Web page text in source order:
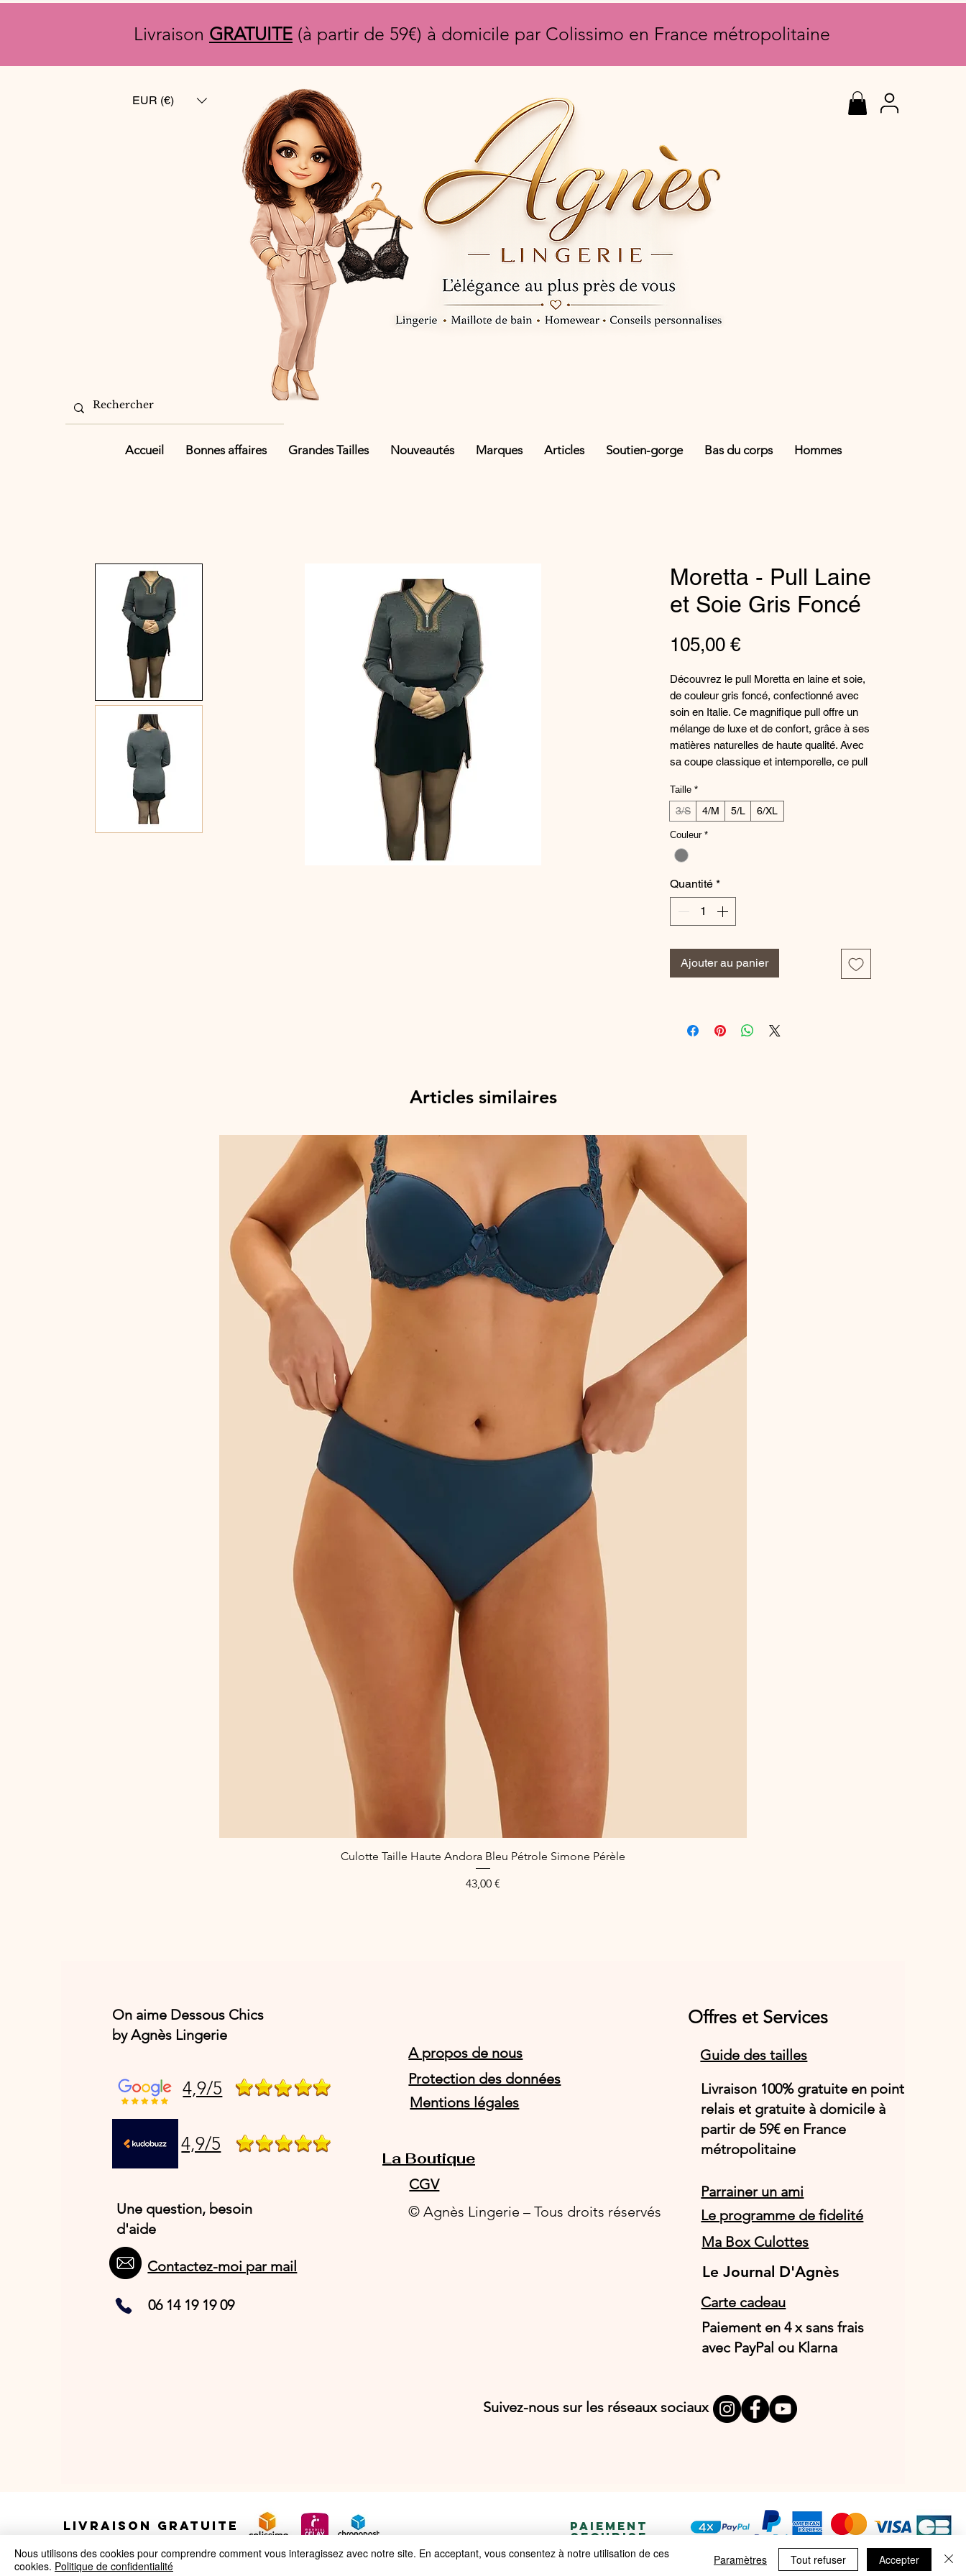
Livraison GRATUITE (à partir de 59€) à domicile par Colissimo en France métropolitaine
EUR (€)
Accueil Bonnes affaires Grandes Tailles Nouveautés Marques Articles Soutien-gorge Bas du corps Hommes
Moretta - Pull Laine
et Soie Gris Foncé
105,00 €Prix
Découvrez le pull Moretta en laine et soie,
de couleur gris foncé, confectionné avec
soin en Italie. Ce magnifique pull offre un
mélange de luxe et de confort, grâce à ses
matières naturelles de haute qualité. Avec
sa coupe classique et intemporelle, ce pull
ce soit pour une journée décontractée ou
pour une soirée élégante. Adoptez un look
détails pour vous garantir un vêtement de
qualité supérieure. Profitez de la douceur
qui vous accompagnera tout au long de la
saison.
Composition : 85% Laine, 15% Soie
Taille *
3/S 4/M 5/L 6/XL
Couleur *
Quantité *
Ajouter au panier
Articles similaires
Aperçu rapide
Culotte Taille Haute Andora Bleu Pétrole Simone Pérèle
Prix
43,00 €
On aime Dessous Chics
by Agnès Lingerie
4,9/5
4,9/5
Une question, besoin
d'aide
Contactez-moi par mail
06 14 19 19 09
Offres et Services
A propos de nous
Protection des données
Mentions légales
Guide des tailles
Livraison 100% gratuite en point
relais et gratuite à domicile à
partir de 59€ en France
métropolitaine
CGV
Parrainer un ami
Le programme de fidelité
© Agnès Lingerie – Tous droits réservés
Ma Box Culottes
Le Journal D'Agnès
Le Journal D'Agnès
Carte cadeau
Paiement en 4 x sans frais
avec PayPal ou Klarna
Suivez-nous sur les réseaux sociaux
La Boutique
LIVRAISON GRATUITE PAIEMENT
SECURISE
Nous utilisons des cookies pour comprendre comment vous interagissez avec notre site. En acceptant, vous consentez à notre utilisation de ces
cookies. Politique de confidentialité Paramètres Tout refuser Accepter